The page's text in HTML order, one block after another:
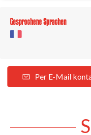
Gesprochene Sprachen
Per E-Mail